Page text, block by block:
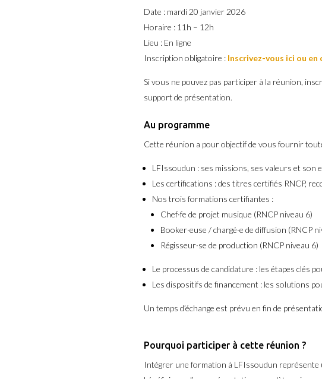
Date : mardi 20 janvier 2026
Horaire : 11h – 12h
Lieu : En ligne
Inscription obligatoire : Inscrivez-vous ici ou
Si vous ne pouvez pas participer à la réunion,
support de présentation.
Au programme
Cette réunion a pour objectif de vous fournir
LFIssoudun : ses missions, ses valeurs et son
Les certifications : des titres certifiés RNCP,
Nos trois formations certifiantes :
Chef·fe de projet musique (RNCP niveau 6)
Booker·euse / chargé·e de diffusion (RNCP
Régisseur·se de production (RNCP niveau 6)
Le processus de candidature : les étapes clés
Les dispositifs de financement : les solutions
Un temps d’échange est prévu en fin de
Pourquoi participer à cette réunion ?
Intégrer une formation à LFIssoudun